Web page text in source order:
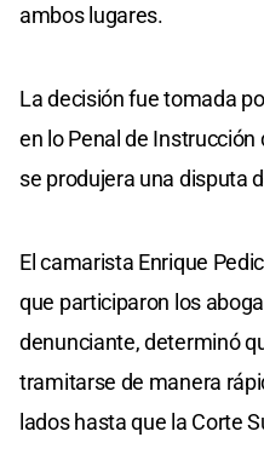
ambos lugares.
La decisión fue tomada
en lo Penal de
se produjera una disputa
El camarista Enrique
que participaron los
denunciante, determinó
tramitarse de manera
lados hasta que la Corte